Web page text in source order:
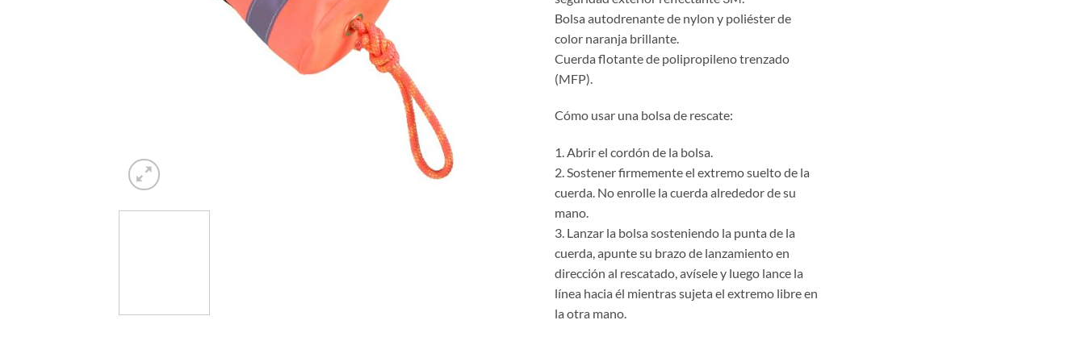
Bolsa autodrenante de nylon y poliéster de
color naranja brillante.
Cuerda flotante de polipropileno trenzado
(MFP).
Cómo usar una bolsa de rescate:
1. Abrir el cordón de la bolsa.
2. Sostener firmemente el extremo suelto de la
cuerda. No enrolle la cuerda alrededor de su
mano.
3. Lanzar la bolsa sosteniendo la punta de la
cuerda, apunte su brazo de lanzamiento en
dirección al rescatado, avísele y luego lance la
línea hacia él mientras sujeta el extremo libre en
la otra mano.